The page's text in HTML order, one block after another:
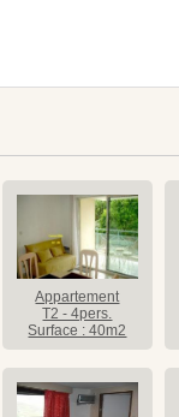
Appartement
T2 - 4pers.
Surface : 40m2